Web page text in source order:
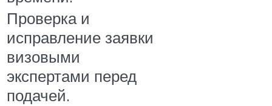
Проверка и
исправление заявки
визовыми
экспертами перед
подачей.